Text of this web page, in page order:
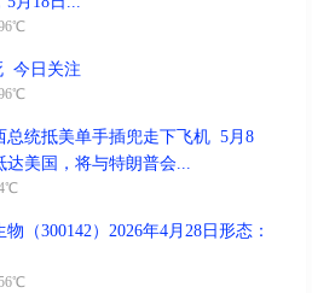
今日关注
总统抵美单手插兜走下飞机 5月8
达美国，将与特朗普会...
物（300142）2026年4月28日形态：